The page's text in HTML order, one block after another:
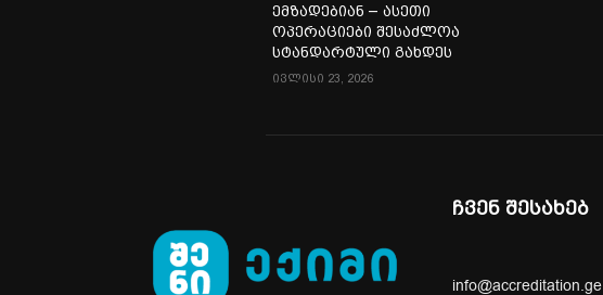
ემზადებიან – ასეთი
ოპერაციები შესაძლოა
სტანდარტული გახდეს
ივლისი 23, 2026
ჩვენ შესახებ
info@accreditation.ge